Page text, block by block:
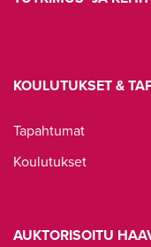
KOULUTUKSET &
Tapahtumat
Koulutukset
AUKTORISOITU